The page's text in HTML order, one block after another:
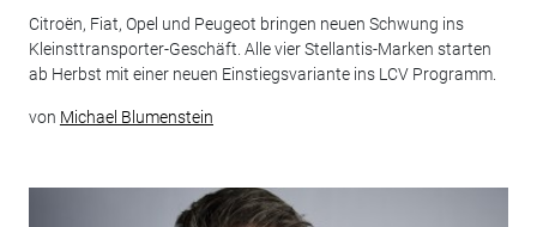
Citroën, Fiat, Opel und Peugeot bringen neuen Schwung ins
Kleinsttransporter-Geschäft. Alle vier Stellantis-Marken starten
ab Herbst mit einer neuen Einstiegsvariante ins LCV Programm.
von Michael Blumenstein